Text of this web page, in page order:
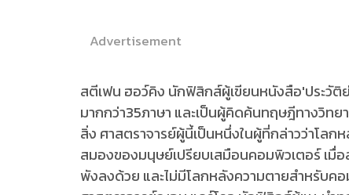
Advertisement
สตีเฟน ฮอว์คิง นักฟิสิกส์ผู้เขียนหนังสือ'ประวัติ
มากกว่า35ภาษา และเป็นผู้คิดค้นทฤษฎีทางวิท
สิ่ง ศาสตราจารย์ผู้นี้เป็นหนึ่งในผู้ที่กล่าวว่าโลก
สมองของมนุษย์เปรียบเสมือนคอมพิวเตอร์ เมื่
พังลงด้วย และไม่มีโลกหลังความตายสำหรับ